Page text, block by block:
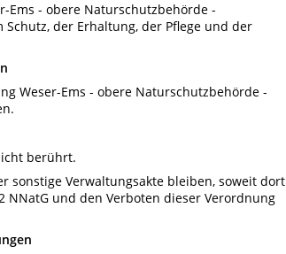
Ems - obere Naturschutzbehörde -
der Erhaltung, der Pflege und der
Weser-Ems - obere Naturschutzbehörde -
berührt.
sonstige Verwaltungsakte bleiben, soweit dort
NNatG und den Verboten dieser Verordnung